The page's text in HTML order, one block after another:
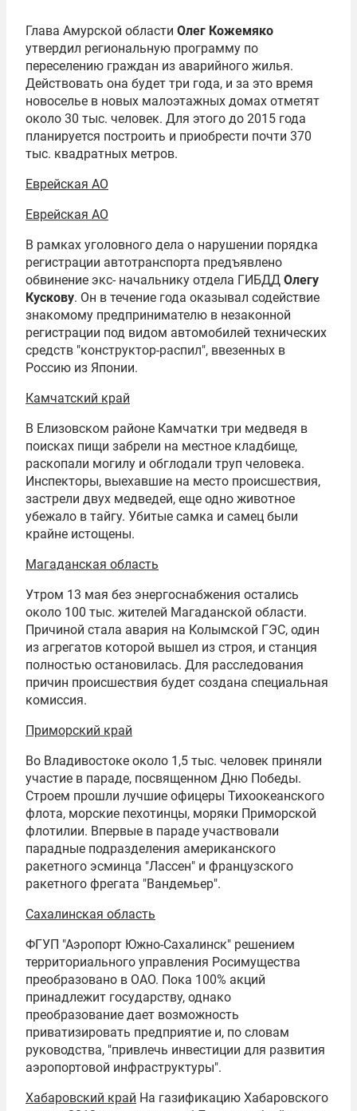
Глава Амурской области Олег Кожемяко
утвердил региональную программу по
переселению граждан из аварийного жилья.
Действовать она будет три года, и за это время
новоселье в новых малоэтажных домах отметят
около 30 тыс. человек. Для этого до 2015 года
планируется построить и приобрести почти 370
тыс. квадратных метров.
Еврейская АО
Еврейская АО
В рамках уголовного дела о нарушении порядка
регистрации автотранспорта предъявлено
обвинение экс- начальнику отдела ГИБДД Олегу
Кускову. Он в течение года оказывал содействие
знакомому предпринимателю в незаконной
регистрации под видом автомобилей технических
средств "конструктор-распил", ввезенных в
Россию из Японии.
Камчатский край
В Елизовском районе Камчатки три медведя в
поисках пищи забрели на местное кладбище,
раскопали могилу и обглодали труп человека.
Инспекторы, выехавшие на место происшествия,
застрели двух медведей, еще одно животное
убежало в тайгу. Убитые самка и самец были
крайне истощены.
Магаданская область
Утром 13 мая без энергоснабжения остались
около 100 тыс. жителей Магаданской области.
Причиной стала авария на Колымской ГЭС, один
из агрегатов которой вышел из строя, и станция
полностью остановилась. Для расследования
причин происшествия будет создана специальная
комиссия.
Приморский край
Во Владивостоке около 1,5 тыс. человек приняли
участие в параде, посвященном Дню Победы.
Строем прошли лучшие офицеры Тихоокеанского
флота, морские пехотинцы, моряки Приморской
флотилии. Впервые в параде участвовали
парадные подразделения американского
ракетного эсминца "Лассен" и французского
ракетного фрегата "Вандемьер".
Сахалинская область
ФГУП "Аэропорт Южно-Сахалинск" решением
территориального управления Росимущества
преобразовано в ОАО. Пока 100% акций
принадлежит государству, однако
преобразование дает возможность
приватизировать предприятие и, по словам
руководства, "привлечь инвестиции для развития
аэропортовой инфраструктуры".
Хабаровский край На газификацию Хабаровского